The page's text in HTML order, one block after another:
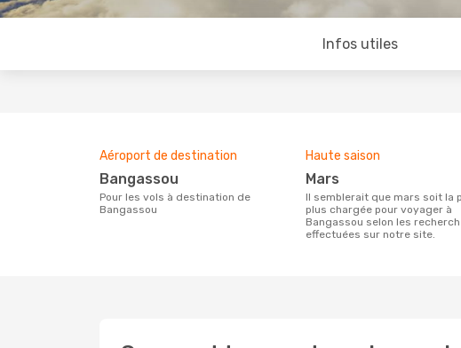
Infos utiles
Aéroport de destination
Bangassou
Pour les vols à destination de
Bangassou
Haute saison
mars
Il semblerait que mars soit la période la
plus chargée pour voyager à
Bangassou selon les
effectuées sur notre site.